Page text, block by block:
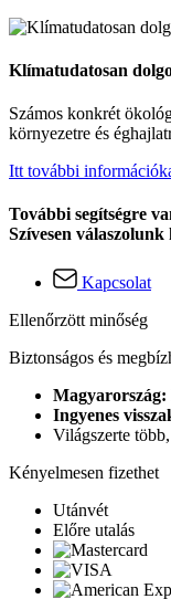
Klímatudatosan
Számos konkrét
környezetre és
Itt további
További segítségre
Szívesen válaszolunk
Kapcsolat
Ellenőrzött minőség
Biztonságos és
Magyarország:
Ingyenes
Világszerte
Kényelmesen fizethet
Utánvét
Előre utalás